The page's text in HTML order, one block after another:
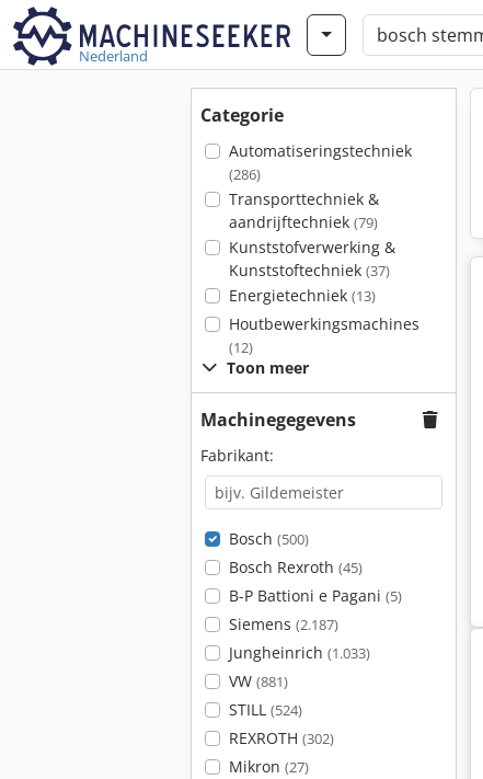
Nederland
Categorie
Automatiseringstechniek
(286)
Transporttechniek &
aandrijftechniek (79)
Kunststofverwerking &
Kunststoftechniek (37)
Energietechniek (13)
Houtbewerkingsmachines
(12)
Toon meer
Machinegegevens
Fabrikant:
Bosch (500)
Bosch Rexroth (45)
B-P Battioni e Pagani (5)
Siemens (2.187)
Jungheinrich (1.033)
VW (881)
STILL (524)
REXROTH (302)
Mikron (27)